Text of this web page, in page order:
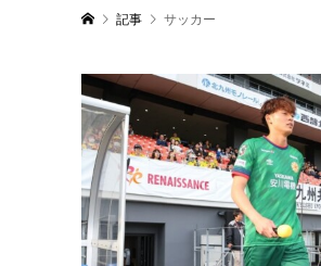
記事 サッカー